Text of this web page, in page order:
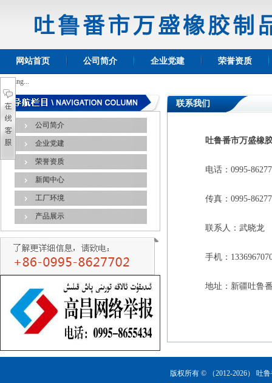
网站首页 公司简介 企业党建 荣誉资质
Loading...
公司简介
企业党建
荣誉资质
新闻中心
工厂环境
产品展示
联系我们
吐鲁番市万盛橡胶
电话：0995-
传真：0995-
联系人：武晓龙
手机：
地址：新疆吐鲁番市
版权所有 © （2012-2026）吐